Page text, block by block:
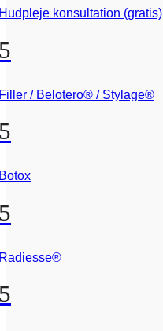
konsultation (gratis)
/ Belotero® / Stylage®